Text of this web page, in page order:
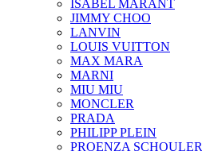
ISABEL MARANT
JIMMY CHOO
LANVIN
LOUIS VUITTON
MAX MARA
MARNI
MIU MIU
MONCLER
PRADA
PHILIPP PLEIN
PROENZA SCHOULER